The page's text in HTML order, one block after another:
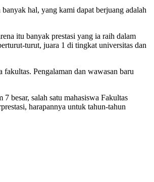
hal, yang kami dapat berjuang adalah
itu banyak prestasi yang ia raih dalam
turut, juara 1 di tingkat universitas dan
fakultas. Pengalaman dan wawasan baru
besar, salah satu mahasiswa Fakultas
harapannya untuk tahun-tahun